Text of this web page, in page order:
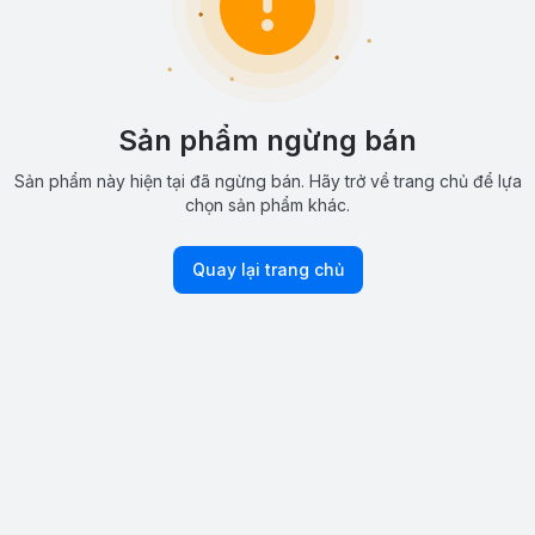
Sản phẩm ngừng bán
Sản phẩm này hiện tại đã ngừng bán. Hãy trở về trang chủ để lựa
chọn sản phẩm khác.
Quay lại trang chủ